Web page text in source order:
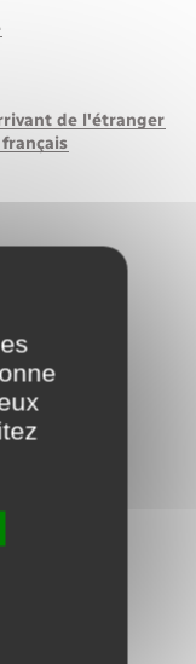
de l'étranger
décès